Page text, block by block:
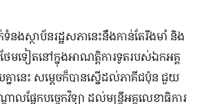
នងស្ថាប័នរដ្ឋសភានេះនឹងកាន់តែរឹងមាំ និង
ថែមទៀតនៅក្នុងអាណត្តិការទូតរបស់ឯកអគ្គ
នានេះ សម្តេចក៏បានស្នើដល់ភាគីជប៉ុន ជួយ
លផ្នែកបច្ចេកវិទ្យា ដល់មន្ត្រីអគ្គលេខាធិការ